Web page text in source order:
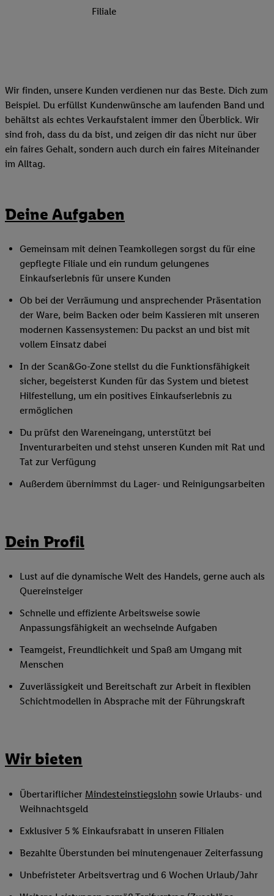
Filiale
Wir finden, unsere Kunden verdienen nur das Beste. Dich zum
Beispiel. Du erfüllst Kundenwünsche am laufenden Band und
behältst als echtes Verkaufstalent immer den Überblick. Wir
sind froh, dass du da bist, und zeigen dir das nicht nur über
ein faires Gehalt, sondern auch durch ein faires Miteinander
im Alltag.
Deine Aufgaben
Gemeinsam mit deinen Teamkollegen sorgst du für eine
gepflegte Filiale und ein rundum gelungenes
Einkaufserlebnis für unsere Kunden
Ob bei der Verräumung und ansprechender Präsentation
der Ware, beim Backen oder beim Kassieren mit unseren
modernen Kassensystemen: Du packst an und bist mit
vollem Einsatz dabei
In der Scan&Go-Zone stellst du die Funktionsfähigkeit
sicher, begeisterst Kunden für das System und bietest
Hilfestellung, um ein positives Einkaufserlebnis zu
ermöglichen
Du prüfst den Wareneingang, unterstützt bei
Inventurarbeiten und stehst unseren Kunden mit Rat und
Tat zur Verfügung
Außerdem übernimmst du Lager- und Reinigungsarbeiten
Dein Profil
Lust auf die dynamische Welt des Handels, gerne auch als
Quereinsteiger
Schnelle und effiziente Arbeitsweise sowie
Anpassungsfähigkeit an wechselnde Aufgaben
Teamgeist, Freundlichkeit und Spaß am Umgang mit
Menschen
Zuverlässigkeit und Bereitschaft zur Arbeit in flexiblen
Schichtmodellen in Absprache mit der Führungskraft
Wir bieten
Übertariflicher Mindesteinstiegslohn sowie Urlaubs- und
Weihnachtsgeld
Exklusiver 5 % Einkaufsrabatt in unseren Filialen
Bezahlte Überstunden bei minutengenauer Zeiterfassung
Unbefristeter Arbeitsvertrag und 6 Wochen Urlaub/Jahr